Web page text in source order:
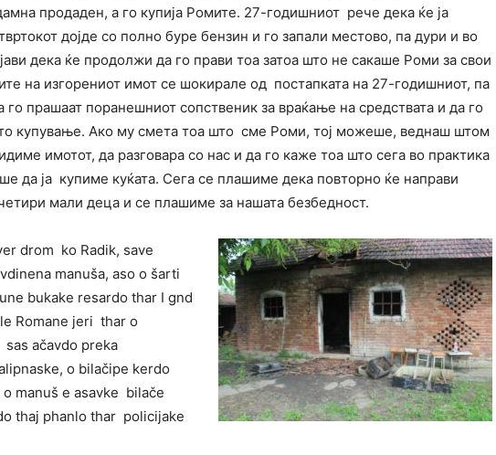
продаден, а го купија Ромите. 27-годишниот рече дека ќе ја
дојде со полно буре бензин и го запали местово, па дури и во
дека ќе продолжи да го прави тоа затоа што не сакаше Роми за свои
на изгорениот имот се шокирале од постапката на 27-годишниот, па
го прашаат поранешниот сопственик за враќање на средствата и да го
купување. Ако му смета тоа што сме Роми, тој можеше, веднаш штом
имотот, да разговара со нас и да го каже тоа што сега во практика
да ја купиме куќата. Сега се плашиме дека повторно ќе направи
мали деца и се плашиме за нашата безбедност.
drom ko Radik, save
manuša, aso o šarti
bukake resardo thar I gnd
Romane jeri thar o
ačavdo preka
o bilačipe kerdo
manuš e asavke bilače
thaj phanlo thar policijake